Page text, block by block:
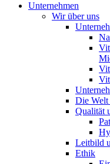
Unternehmen
Wir über uns
Die Welt
Qualität
Leitbild
Ethik